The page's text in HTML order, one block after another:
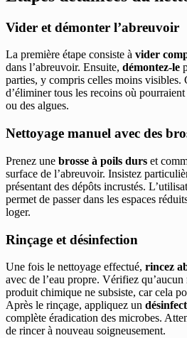
Vider et démonter l’abreuvoir
La première étape consiste à vider
dans l’abreuvoir. Ensuite, démontez-le
parties, y compris celles moins visibles.
d’éliminer tous les recoins où
ou des algues.
Nettoyage manuel avec des
Prenez une brosse à poils durs et
surface de l’abreuvoir. Insistez
présentant des dépôts incrustés.
permet de passer dans les espaces
loger.
Rinçage et désinfection
Une fois le nettoyage effectué, rincez
avec de l’eau propre. Vérifiez
produit chimique ne subsiste, car cela
Après le rinçage, appliquez un
complète éradication des microbes.
de rincer à nouveau soigneusement.